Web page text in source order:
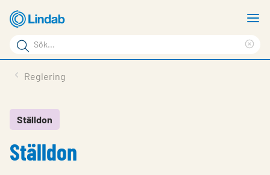
Hoppa
till
huvudinnehållet
Sökord
Sök
på
Service & Support
Hållbarhet
Reglering
Ställdon
Ställdon